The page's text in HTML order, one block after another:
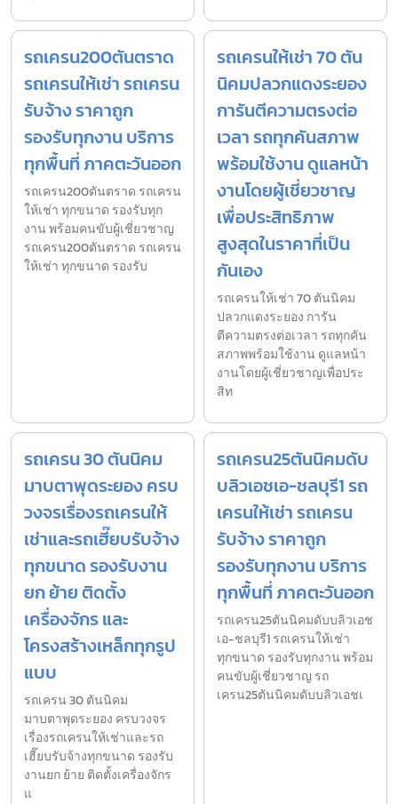
รถเครน200ตันตราด
รถเครนให้เช่า รถเครน
รับจ้าง ราคาถูก
รองรับทุกงาน บริการ
ทุกพื้นที่ ภาคตะวันออก
รถเครน200ตันตราด รถเครน
ให้เช่า ทุกขนาด รองรับทุก
งาน พร้อมคนขับผู้เชี่ยวชาญ
รถเครน200ตันตราด รถเครน
ให้เช่า ทุกขนาด รองรับ
รถเครนให้เช่า 70 ตัน
นิคมปลวกแดงระยอง
การันตีความตรงต่อ
เวลา รถทุกคันสภาพ
พร้อมใช้งาน ดูแลหน้า
งานโดยผู้เชี่ยวชาญ
เพื่อประสิทธิภาพ
สูงสุดในราคาที่เป็น
กันเอง
รถเครนให้เช่า 70 ตันนิคม
ปลวกแดงระยอง การัน
ตีความตรงต่อเวลา รถทุกคัน
สภาพพร้อมใช้งาน ดูแลหน้า
งานโดยผู้เชี่ยวชาญเพื่อประ
สิท
รถเครน 30 ตันนิคม
มาบตาพุดระยอง ครบ
วงจรเรื่องรถเครนให้
เช่าและรถเฮี๊ยบรับจ้าง
ทุกขนาด รองรับงาน
ยก ย้าย ติดตั้ง
เครื่องจักร และ
โครงสร้างเหล็กทุกรูป
แบบ
รถเครน 30 ตันนิคม
มาบตาพุดระยอง ครบวงจร
เรื่องรถเครนให้เช่าและรถ
เฮี๊ยบรับจ้างทุกขนาด รองรับ
งานยก ย้าย ติดตั้งเครื่องจักร
แ
รถเครน25ตันนิคมดับ
บลิวเอชเอ-ชลบุรี1 รถ
เครนให้เช่า รถเครน
รับจ้าง ราคาถูก
รองรับทุกงาน บริการ
ทุกพื้นที่ ภาคตะวันออก
รถเครน25ตันนิคมดับบลิวเอช
เอ-ชลบุรี1 รถเครนให้เช่า
ทุกขนาด รองรับทุกงาน พร้อม
คนขับผู้เชี่ยวชาญ รถ
เครน25ตันนิคมดับบลิวเอชเ